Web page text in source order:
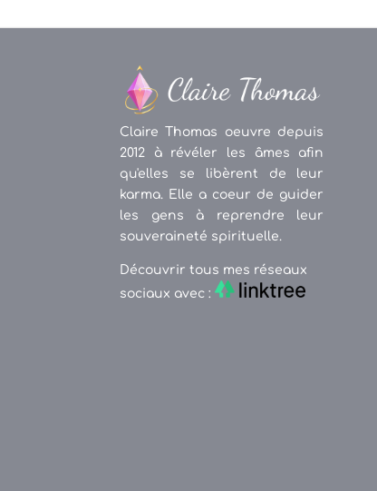
Claire Thomas oeuvre depuis
2012 à révéler les âmes afin
qu'elles se libèrent de leur
karma. Elle a coeur de guider
les gens à reprendre leur
souveraineté spirituelle.
Découvrir tous mes réseaux
sociaux avec :